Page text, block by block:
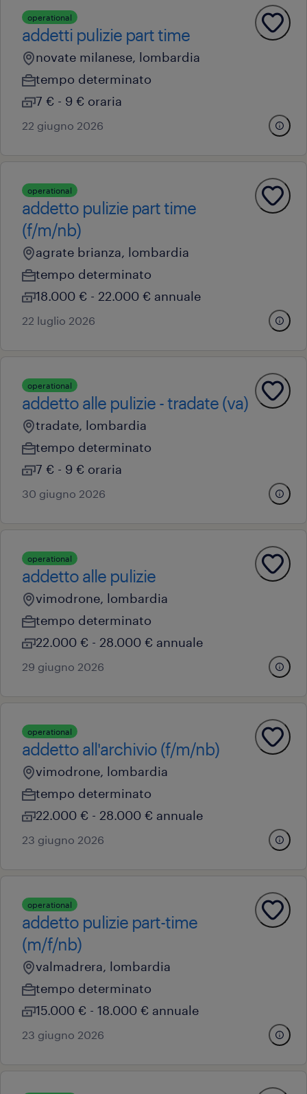
operational
addetti pulizie part time
novate milanese, lombardia
tempo determinato
7 € - 9 € oraria
22 giugno 2026
operational
addetto pulizie part time
(f/m/nb)
agrate brianza, lombardia
tempo determinato
18.000 € - 22.000 € annuale
22 luglio 2026
operational
addetto alle pulizie - tradate (va)
tradate, lombardia
tempo determinato
7 € - 9 € oraria
30 giugno 2026
operational
addetto alle pulizie
vimodrone, lombardia
tempo determinato
22.000 € - 28.000 € annuale
29 giugno 2026
operational
addetto all'archivio (f/m/nb)
vimodrone, lombardia
tempo determinato
22.000 € - 28.000 € annuale
23 giugno 2026
operational
addetto pulizie part-time
(m/f/nb)
valmadrera, lombardia
tempo determinato
15.000 € - 18.000 € annuale
23 giugno 2026